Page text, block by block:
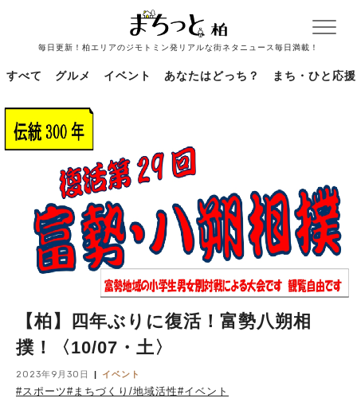
毎日更新！柏エリアのジモトミン発リアルな街ネタニュース毎日満載！
すべて グルメ イベント あなたはどっち？ まち・ひと応援
【柏】四年ぶりに復活！富勢八朔相
撲！〈10/07・土〉
2023年9月30日 イベント
#スポーツ#まちづくり/地域活性#イベント